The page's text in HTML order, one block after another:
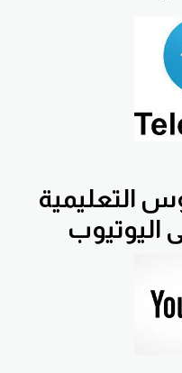
التعليمية